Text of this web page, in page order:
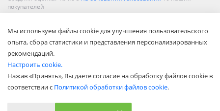
покупателей
Гродно, Могилеве, Бобруйске, Барановичах, Молодечно,
Новополоцке, Пинске, Солигорске. При заказе в интернет-магазине
доставка осуществляется по всей Беларуси.
Мы используем файлы cookie для улучшения пользовательского
опыта, сбора статистики и представления персонализированных
рекомендаций.
Настроить cookie.
Нажав «Принять», Вы даете согласие на обработку файлов cookie в
соответствии с Политикой обработки файлов cookie.